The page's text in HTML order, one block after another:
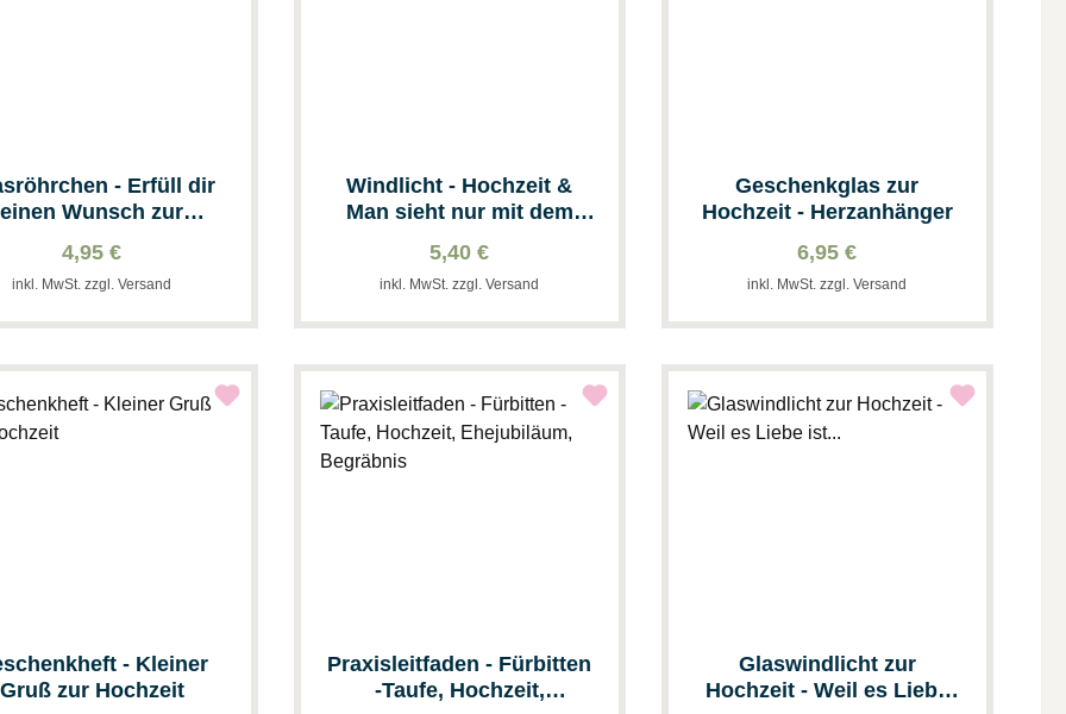
- Erfüll dir
einen Wunsch zur
4,95 €
inkl. MwSt. zzgl. Versand
Windlicht - Hochzeit &
Man sieht nur mit dem
5,40 €
inkl. MwSt. zzgl. Versand
Geschenkglas zur
Hochzeit - Herzanhänger
6,95 €
inkl. MwSt. zzgl. Versand
- Kleiner
Gruß zur Hochzeit
Praxisleitfaden - Fürbitten
-Taufe, Hochzeit,
Glaswindlicht zur
Hochzeit - Weil es Liebe